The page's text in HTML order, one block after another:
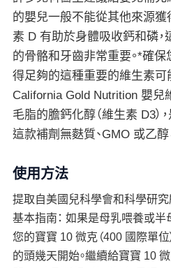
的嬰兒一般不能從其他來源獲
素 D 有助於身體吸收鈣和磷
的骨骼和牙齒非常重要。*確
得足夠的這種重要的維生素可
California Gold Nutrition 嬰兒
毛脂的膽鈣化醇（維生素 D3）
這款補劑無麩質、GMO 或乙醇
使用方法
提取自美國兒科學會和科學研
基本指南： 如果是母乳喂養或半
您的寶寶 10 微克（400 國際單
的頭幾天開始。繼續給寶寶 10